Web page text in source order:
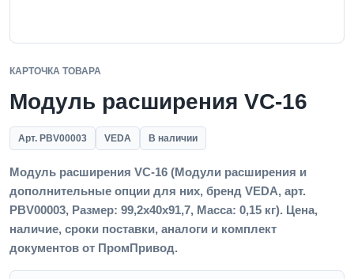
КАРТОЧКА ТОВАРА
Модуль расширения VC-16
Арт. PBV00003 VEDA В наличии
Модуль расширения VC-16 (Модули расширения и
дополнительные опции для них, бренд VEDA, арт.
PBV00003, Размер: 99,2x40x91,7, Масса: 0,15 кг). Цена,
наличие, сроки поставки, аналоги и комплект
документов от ПромПривод.